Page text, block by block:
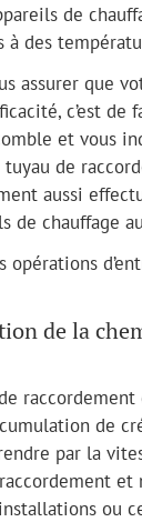
de
à des
assurer que
c’est
et vous
de
aussi
de chauffage
de la
de
par la
ou